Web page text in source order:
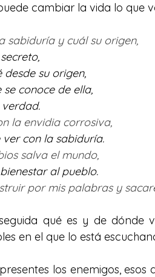
cambiar la vida lo que
sabiduría y cuál su origen,
su origen,
conoce de ella,
la envidia corrosiva,
con la sabiduría.
salva el mundo,
al pueblo.
por mis palabras y
qué es y de dónde
en el que lo está
los enemigos,